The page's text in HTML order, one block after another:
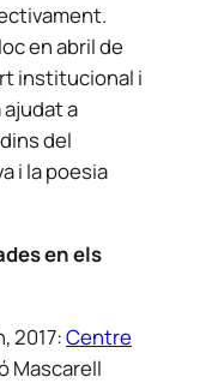
en abril de
institucional i
a
del
i la poesia
en els
2017:Centre
Mascarell